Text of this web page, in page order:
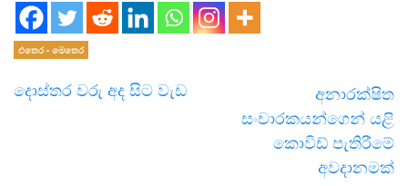
එතෙර - මෙතෙර
දොස්තර වරු අද සිට වැඩ
අනාරක්ෂිත
සංචාරකයන්ගෙන් යළි
කොවිඩ් පැතිරීමේ
අවදානමක්